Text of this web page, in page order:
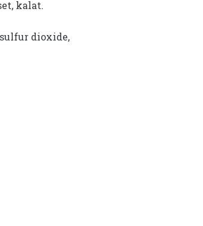
kalat.
sulfur dioxide,